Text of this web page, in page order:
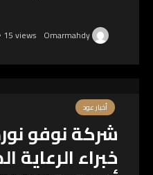
15 views
أخبار عود
شركة نوفو
خبراء